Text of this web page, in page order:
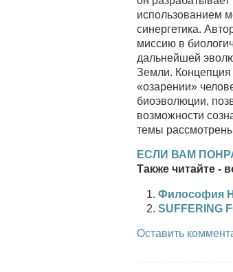
использованием
синергетика.
миссию в
дальнейшей
Земли.
«озарении»
биоэволюции,
возможности
темы
ЕСЛИ ВАМ
Также читайте -
Философия
SUFFERING
Оставить